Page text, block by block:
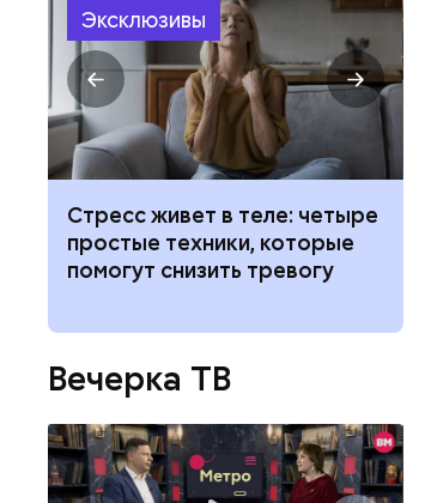
Эксклюзивы
Стресс живет в теле: четыре
простые техники, которые
помогут снизить тревогу
Вечерка ТВ